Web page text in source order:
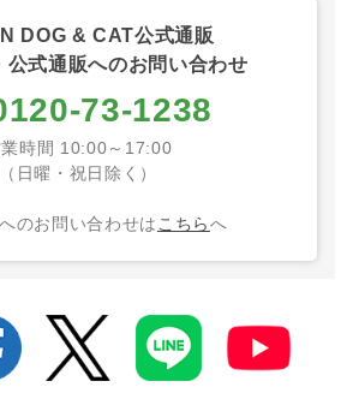
DOG & CAT公式通販
公式通販へのお問い合わせ
73-1238
時間 10:00～17:00
（日曜・祝日除く）
のお問い合わせはこちらへ